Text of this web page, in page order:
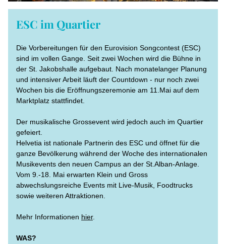
ESC im Quartier
Die Vorbereitungen für den Eurovision Songcontest (ESC)
sind im vollen Gange. Seit zwei Wochen wird die Bühne in
der St. Jakobshalle aufgebaut. Nach monatelanger Planung
und intensiver Arbeit läuft der Countdown - nur noch zwei
Wochen bis die Eröffnungszeremonie am 11.Mai auf dem
Marktplatz stattfindet.
Der musikalische Grossevent wird jedoch auch im Quartier
gefeiert.
Helvetia ist nationale Partnerin des ESC und öffnet für die
ganze Bevölkerung während der Woche des internationalen
Musikevents den neuen Campus an der St.Alban-Anlage.
Vom 9.-18. Mai erwarten Klein und Gross
abwechslungsreiche Events mit Live-Musik, Foodtrucks
sowie weiteren Attraktionen.
Mehr Informationen hier.
WAS?